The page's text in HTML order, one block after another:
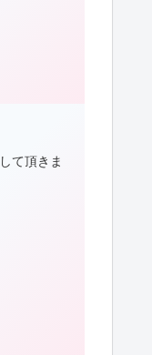
て頂きま